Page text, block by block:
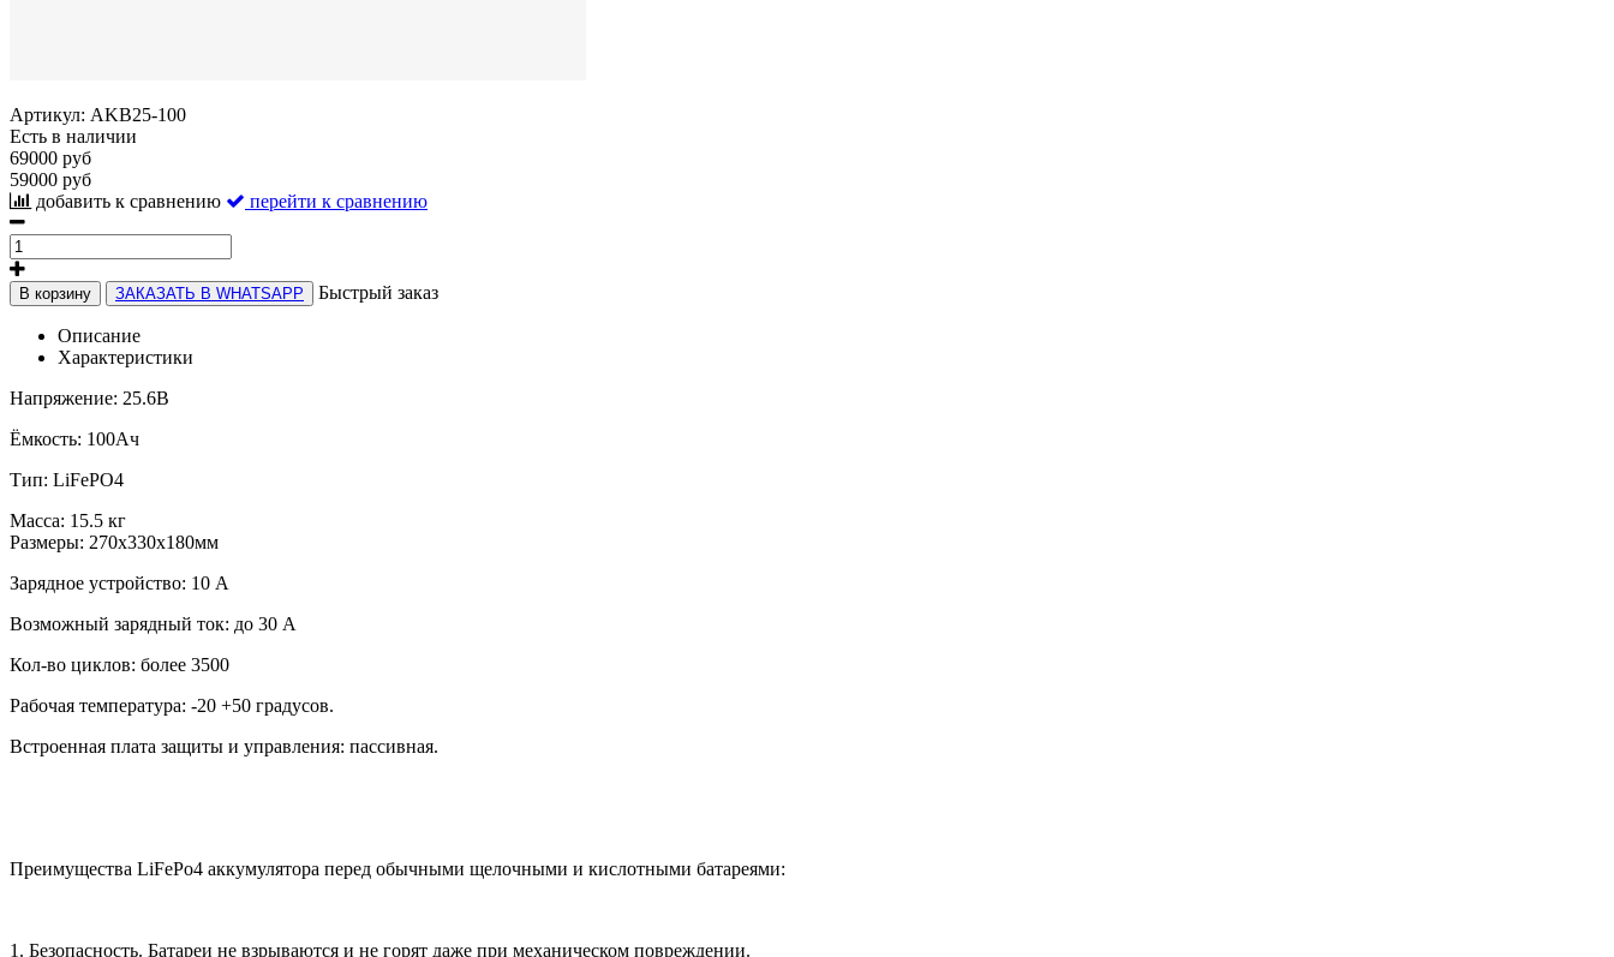
Артикул: AKB25-100
Есть в наличии
69000 руб
59000 руб
добавить к сравнению
перейти к сравнению
В корзину ЗАКАЗАТЬ В WHATSAPP Быстрый заказ
Описание
Характеристики
Напряжение: 25.6В
Ёмкость: 100Ач
Тип: LiFePO4
Масса: 15.5 кг
Размеры: 270х330х180мм
Зарядное устройство: 10 А
Возможный зарядный ток: до 30 А
Кол-во циклов: более 3500
Рабочая температура: -20 +50 градусов.
Встроенная плата защиты и управления: пассивная.
Преимущества LiFePo4 аккумулятора перед обычными щелочными и кислотными батареями:
1. Безопасность. Батареи не взрываются и не горят даже при механическом повреждении.